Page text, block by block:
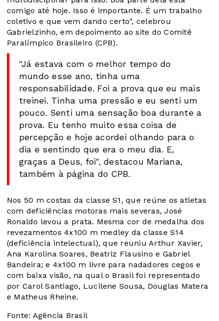
comigo até hoje. Isso é importante. É um trabalho
coletivo e que vem dando certo", celebrou
Gabrielzinho, em depoimento ao site do Comitê
Paralímpico Brasileiro (CPB).
"Já estava com o melhor tempo do
mundo esse ano, tinha uma
responsabilidade. Foi a prova que eu mais
treinei. Tinha uma pressão e eu senti um
pouco. Senti uma sensação boa durante a
prova. Eu tenho muito essa coisa de
percepção e hoje acordei olhando para o
dia e sentindo que era o meu dia. E,
graças a Deus, foi", destacou Mariana,
também à página do CPB.
Nos 50 m costas da classe S1, que reúne os atletas
com deficiências motoras mais severas, José
Ronaldo levou a prata. Mesma cor de medalha dos
revezamentos 4x100 m medley da classe S14
(deficiência intelectual), que reuniu Arthur Xavier,
Ana Karolina Soares, Beatriz Flausino e Gabriel
Bandeira; e 4x100 m livre para nadadores cegos e
com baixa visão, na qual o Brasil foi representado
por Carol Santiago, Lucilene Sousa, Douglas Matera
e Matheus Rheine.
Fonte: Agência Brasil